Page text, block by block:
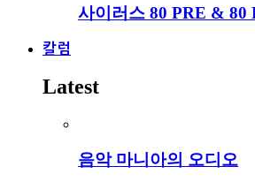
사이러스 80 PRE & 80
칼럼
Latest
음악 마니아의 오디오